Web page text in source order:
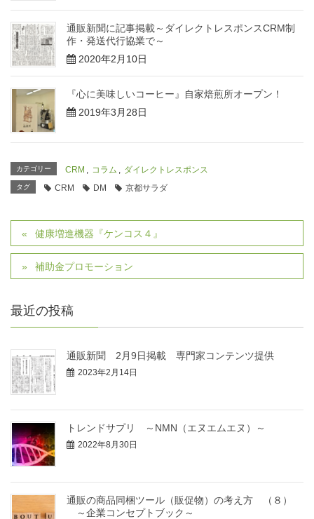
通販新聞に記事掲載～ダイレクトレスポンスCRM制
作・発送代行協業で～
2020年2月10日
『心に美味しいコーヒー』自家焙煎所オープン！
2019年3月28日
カテゴリー CRM , コラム , ダイレクトレスポンス
タグ CRM DM 京都サラダ
健康増進機器『ケンコス４』
補助金プロモーション
最近の投稿
通販新聞 2月9日掲載 専門家コンテンツ提供
2023年2月14日
トレンドサプリ ～NMN（エヌエムエヌ）～
2022年8月30日
通販の商品同梱ツール（販促物）の考え方 （８）
～企業コンセプトブック～